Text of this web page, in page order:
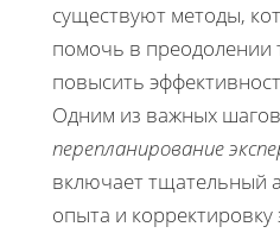
существуют методы,
помочь в преодолении
повысить
Одним из важных шагов
перепланирование
включает тщательный
опыта и